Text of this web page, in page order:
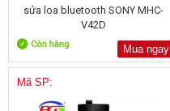
sửa loa bluetooth SONY MHC-
V42D
Mua ngay
Mã SP: